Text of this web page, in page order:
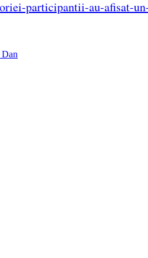
participantii-au-afisat-